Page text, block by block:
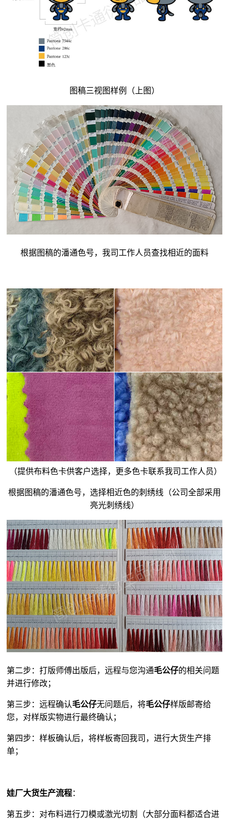
图稿三视图样例（上图）
根据图稿的潘通色号，我司工作人员查找相近的面料
（提供布料色卡供客户选择，更多色卡联系我司工作人员）
根据图稿的潘通色号，选择相近色的刺绣线（公司全部采用
亮光刺绣线）
第二步：打版师傅出版后，远程与您沟通毛公仔的相关问题
并进行修改；
第三步：远程确认毛公仔无问题后，将毛公仔样版邮寄给
您，对样版实物进行最终确认；
第四步：样板确认后，将样板寄回我司，进行大货生产排
单；
娃厂大货生产流程：
第五步：对布料进行刀模或激光切割（大部分面料都适合进